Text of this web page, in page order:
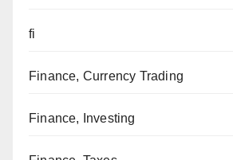
fi
Finance, Currency Trading
Finance, Investing